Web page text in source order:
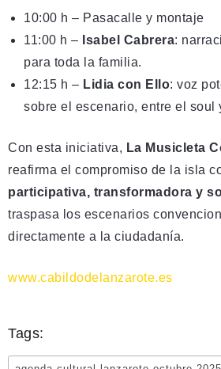
10:00 h – Pasacalle y montaje
11:00 h – Isabel Cabrera:
para toda la familia.
12:15 h – Lidia con Ello: voz
sobre el escenario, entre el soul
Con esta iniciativa, La Musicleta
reafirma el compromiso de la isla
participativa, transformadora y
traspasa los escenarios
directamente a la ciudadanía.
www.cabildodelanzarote.es
Tags: